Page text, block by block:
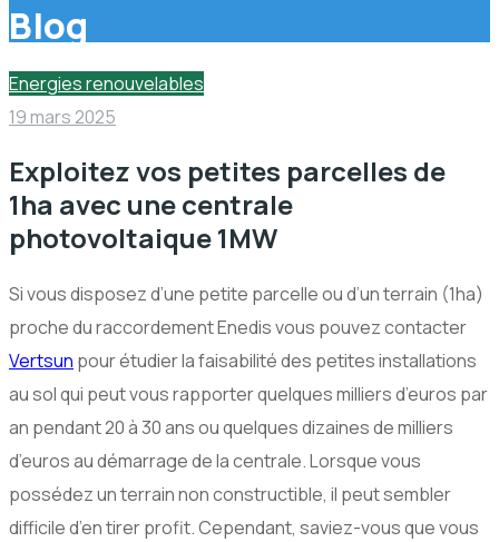
Blog
Energies renouvelables
19 mars 2025
Exploitez vos petites parcelles de
1ha avec une centrale
photovoltaique 1MW
Si vous disposez d’une petite parcelle ou d’un terrain (1ha)
proche du raccordement Enedis vous pouvez contacter
Vertsun pour étudier la faisabilité des petites installations
au sol qui peut vous rapporter quelques milliers d’euros par
an pendant 20 à 30 ans ou quelques dizaines de milliers
d’euros au démarrage de la centrale. Lorsque vous
possédez un terrain non constructible, il peut sembler
difficile d’en tirer profit. Cependant, saviez-vous que vous